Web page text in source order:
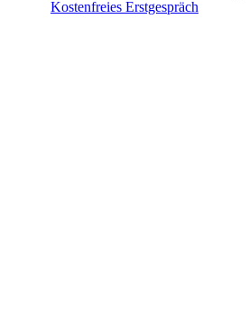
Kostenfreies Erstgespräch